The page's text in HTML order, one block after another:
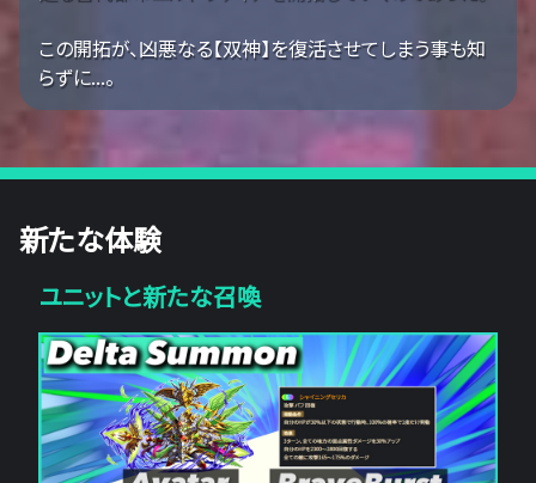
この開拓が、凶悪なる【双神】を復活させてしまう事も知
らずに...。
新たな体験
ユニットと新たな召喚